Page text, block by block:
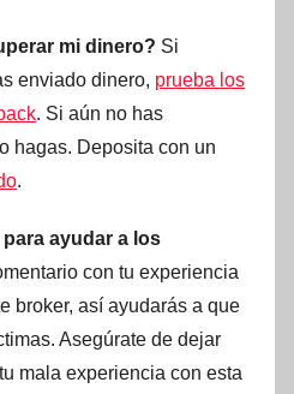
mi dinero? Si
enviado dinero, prueba los
. Si aún no has
hagas. Deposita con un
.
ayudar a los
con tu experiencia
broker, así ayudarás a que
Asegúrate de dejar
mala experiencia con esta